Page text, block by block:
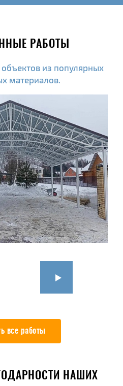
РАБОТЫ
из популярных
материалов.
все работы
НАШИХ